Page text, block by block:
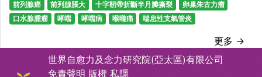
前列腺癌
前列腺脹大 十字靭帶折斷半月瓣撕裂
卵巢朱古力瘤
口水腺腫瘤
哮喘 哮喘病 喉嚨痛 喘息性支氣管炎
更多 →
世界自愈力及念力研究院(亞太區)有限公司
免責聲明 版權 私隱